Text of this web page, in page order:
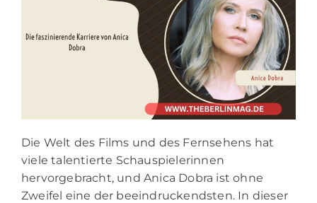
Die Welt des Films und des Fernsehens hat
viele talentierte Schauspielerinnen
hervorgebracht, und Anica Dobra ist ohne
Zweifel eine der beeindruckendsten. In dieser